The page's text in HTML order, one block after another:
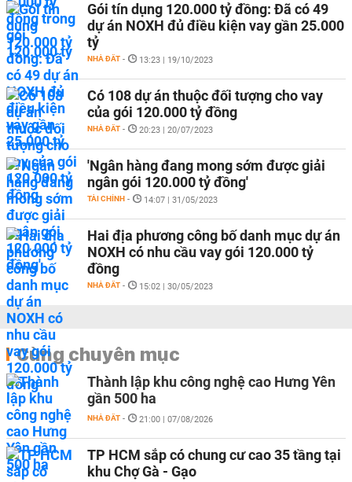
Gói tín dụng 120.000 tỷ đồng: Đã có 49
dự án NOXH đủ điều kiện vay gần 25.000
tỷ
NHÀ ĐẤT - 13:23 | 19/10/2023
Có 108 dự án thuộc đối tượng cho vay
của gói 120.000 tỷ đồng
NHÀ ĐẤT - 20:23 | 20/07/2023
'Ngân hàng đang mong sớm được giải
ngân gói 120.000 tỷ đồng'
TÀI CHÍNH - 14:07 | 31/05/2023
Hai địa phương công bố danh mục dự án
NOXH có nhu cầu vay gói 120.000 tỷ
đồng
NHÀ ĐẤT - 15:02 | 30/05/2023
Cùng chuyên mục
Thành lập khu công nghệ cao Hưng Yên
gần 500 ha
NHÀ ĐẤT - 21:00 | 07/08/2026
TP HCM sắp có chung cư cao 35 tầng tại
khu Chợ Gà - Gạo